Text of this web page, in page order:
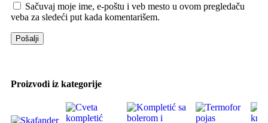
Sačuvaj moje ime, e-poštu i veb mesto u ovom pregledaču
veba za sledeći put kada komentarišem.
Proizvodi iz kategorije